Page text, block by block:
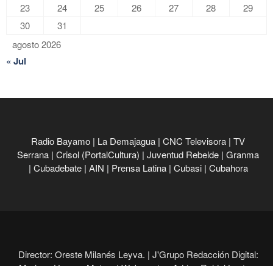
agosto 2026
23
24 25 26 27 28
29
30
31
« Jul
Radio Bayamo | La Demajagua | CNC Televisora | TV
Serrana | Crisol (PortalCultura) | Juventud Rebelde | Granma
| Cubadebate | AIN | Prensa Latina | Cubasi | Cubahora
Director: Oreste Milanés Leyva. | J'Grupo Redacción Digital: